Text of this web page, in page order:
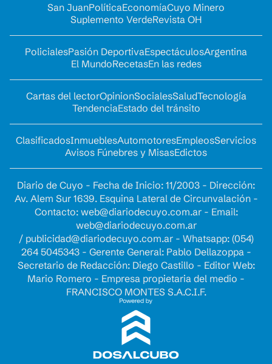
San JuanPolíticaEconomíaCuyo Minero
Suplemento VerdeRevista OH
PolicialesPasión DeportivaEspectáculosArgentina
El MundoRecetasEn las redes
Cartas del lectorOpinionSocialesSaludTecnología
TendenciaEstado del tránsito
ClasificadosInmueblesAutomotoresEmpleosServicios
Avisos Fúnebres y MisasEdictos
Diario de Cuyo - Fecha de Inicio: 11/2003 - Dirección:
Av. Alem Sur 1639. Esquina Lateral de Circunvalación -
Contacto: web@diariodecuyo.com.ar- Email:
web@diariodecuyo.com.ar
/ publicidad@diariodecuyo.com.ar- Whatsapp: (054)
264 5045343 - Gerente General: Pablo Dellazoppa -
Secretario de Redacción: Diego Castillo - Editor Web:
Mario Romero - Empresa propietaria del medio -
FRANCISCO MONTES S.A.C.I.F.